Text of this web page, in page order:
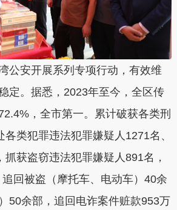
安开展系列专项行动，有效维
定。据悉，2023年至今，全区传
，全市第一。累计破获各类刑
类犯罪违法犯罪嫌疑人1271名、
获盗窃违法犯罪嫌疑人891名，
回被盗（摩托车、电动车）40余
50余部，追回电诈案件赃款953万